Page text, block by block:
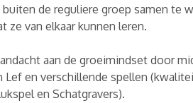
de reguliere groep samen te
van elkaar kunnen leren.
aan de groeimindset door
en verschillende spellen
en Schatgravers).